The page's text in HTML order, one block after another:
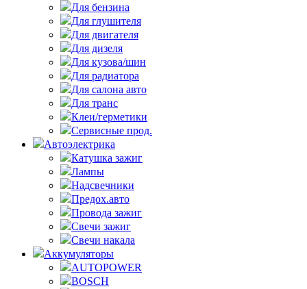
Для бензина
Для глушителя
Для двигателя
Для дизеля
Для кузова/шин
Для радиатора
Для салона авто
Для транс
Клеи/герметики
Сервисные прод.
Автоэлектрика
Катушка зажиг
Лампы
Надсвечники
Предох.авто
Провода зажиг
Свечи зажиг
Свечи накала
Аккумуляторы
AUTOPOWER
BOSCH